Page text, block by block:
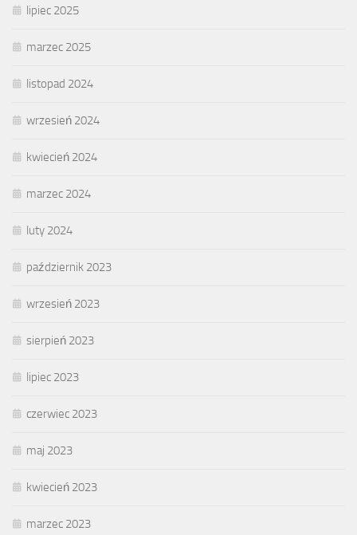
lipiec 2025
marzec 2025
listopad 2024
wrzesień 2024
kwiecień 2024
marzec 2024
luty 2024
październik 2023
wrzesień 2023
sierpień 2023
lipiec 2023
czerwiec 2023
maj 2023
kwiecień 2023
marzec 2023